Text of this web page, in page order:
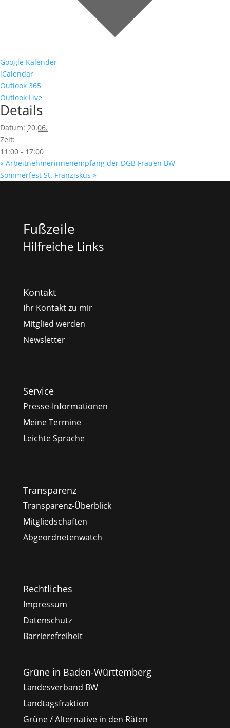
Google Kalender
iCalendar
Outlook 365
Outlook Live
Details
Datum: 20.06.
Zeit:
11:00 - 17:00
« Arbeitnehmerinnenempfang der DGB Frauen BW
Sommerfest St. Franziskus »
Fußzeile
Hilfreiche Links
Kontakt
Ihr Kontakt zu mir
Mitglied werden
Newsletter
Service
Presse-Informationen
Meine Termine
Leichte Sprache
Transparenz
Transparenz-Überblick
Mitgliedschaften
Abgeordnetenwatch
Rechtliches
Impressum
Datenschutz
Barrierefreiheit
Grüne in Baden-Württemberg
Landesverband BW
Landtagsfraktion
Grüne / Alternative in den Räten